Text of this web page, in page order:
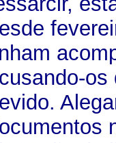
os